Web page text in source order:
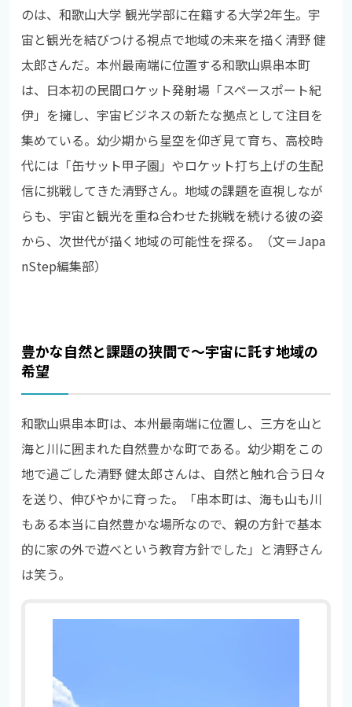
のは、和歌山大学 観光学部に在籍する大学2年生。宇
宙と観光を結びつける視点で地域の未来を描く清野 健
太郎さんだ。本州最南端に位置する和歌山県串本町
は、日本初の民間ロケット発射場「スペースポート紀
伊」を擁し、宇宙ビジネスの新たな拠点として注目を
集めている。幼少期から星空を仰ぎ見て育ち、高校時
代には「缶サット甲子園」やロケット打ち上げの生配
信に挑戦してきた清野さん。地域の課題を直視しなが
らも、宇宙と観光を重ね合わせた挑戦を続ける彼の姿
から、次世代が描く地域の可能性を探る。（文＝Japa
nStep編集部）
豊かな自然と課題の狭間で～宇宙に託す地域の
希望
和歌山県串本町は、本州最南端に位置し、三方を山と
海と川に囲まれた自然豊かな町である。幼少期をこの
地で過ごした清野 健太郎さんは、自然と触れ合う日々
を送り、伸びやかに育った。「串本町は、海も山も川
もある本当に自然豊かな場所なので、親の方針で基本
的に家の外で遊べという教育方針でした」と清野さん
は笑う。